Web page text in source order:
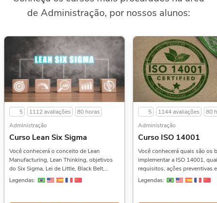
de Administração, por nossos alunos:
5 1112 avaliações
80 horas
Administração
Curso Lean Six Sigma
Você conhecerá o conceito de Lean
Manufacturing, Lean Thinking, objetivos
do Six Sigma, Lei de Little, Black Belt,
Green Belt, DMAIC, Método Kaizen,
Legendas:
5 1144 avaliações
80
Administração
Curso ISO 14001
Você conhecerá quais são os
implementar a ISO 14001,
requisitos, ações preventivas
na gestão de riscos, Anexo
Legendas: